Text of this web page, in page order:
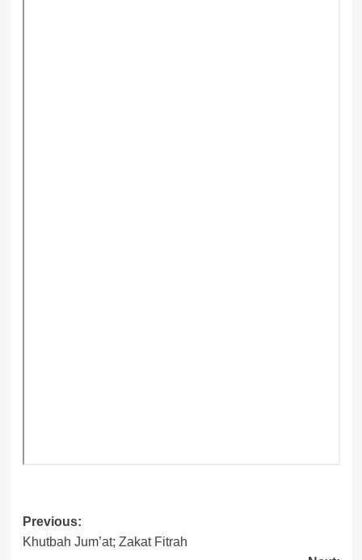
Post
navigation
Previous:
Khutbah Jum’at; Zakat Fitrah